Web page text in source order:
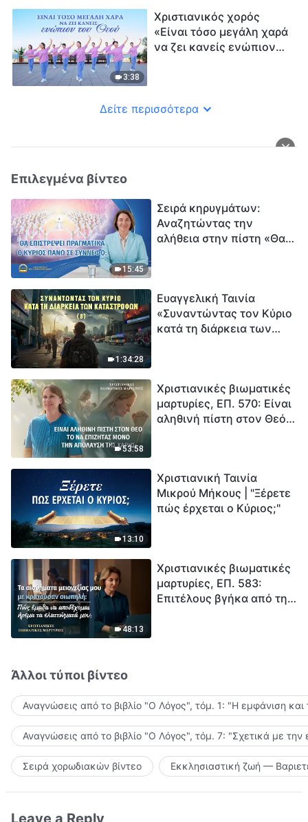
3:38
Χριστιανικός χορός
«Είναι τόσο μεγάλη χαρά
να ζει κανείς ενώπιον
Δείτε περισσότερα
Επιλεγμένα βίντεο
15:45
Σειρά κηρυγμάτων:
Αναζητώντας την
αλήθεια στην πίστη «Θα
1:34:28
Ευαγγελική Ταινία
«Συναντώντας τον Κύριο
κατά τη διάρκεια των
εξαφάνισης». Οι
καταστροφές χτυπούν.
Ξεκινά η αντίστροφη
53:58
Χριστιανικές βιωματικές
μαρτυρίες, ΕΠ. 570: Είναι
αληθινή πίστη στον Θεό
13:10
Χριστιανική Ταινία
Μικρού Μήκους | "Ξέρετε
πώς έρχεται ο Κύριος;"
48:13
Χριστιανικές βιωματικές
μαρτυρίες, ΕΠ. 583:
Επιτέλους βγήκα από τη
Άλλοι τύποι βίντεο
Αναγνώσεις από το βιβλίο "Ο Λόγος", τόμ. 1: "Η εμφάνιση
Αναγνώσεις από το βιβλίο "Ο Λόγος", τόμ. 7: "Σχετικά με την
Σειρά χορωδιακών βίντεο Εκκλησιαστική ζωή —
Leave a Reply